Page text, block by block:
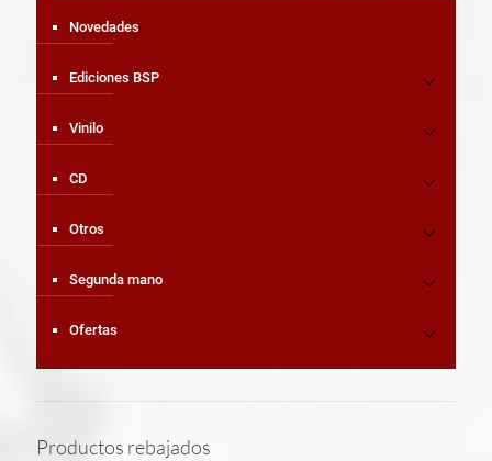
Novedades
Ediciones BSP
Vinilo
CD
Otros
Segunda mano
Ofertas
Productos rebajados